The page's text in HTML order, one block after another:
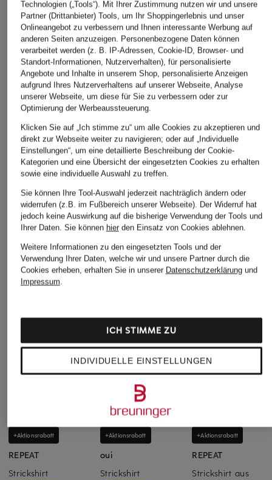
Ursprünglich:149,95 €
Ursprünglich:
ÄHNLICHE ARTIKEL ENTDECKEN
+Aktionsrabatt
REPEAT
Strickshirt
+Aktionsrabatt
oui
Strickshirt
+Aktionsrabatt
REPEAT
Strickshirt aus
Technologien („Tools“). Mit Ihrer Zustimmung nutzen wir und unsere
Partner (Drittanbieter) Tools, um Ihr Shoppingerlebnis und unser
Onlineangebot zu verbessern und Ihnen interessante Werbung auf
anderen Seiten anzuzeigen. Personenbezogene Daten können
verarbeitet werden (z. B. IP-Adressen, Cookie-ID, Browser- und
Standort-Informationen, Nutzerverhalten), für personalisierte
Angebote und Inhalte in unserem Shop, personalisierte Anzeigen
aufgrund Ihres Nutzerverhaltens auf unserer Webseite, Analyse
unserer Webseite, um diese für Sie zu verbessern oder zur
Optimierung der Werbeaussteuerung.
Klicken Sie auf „Ich stimme zu“ um alle Cookies zu akzeptieren und
direkt zur Webseite weiter zu navigieren; oder auf „Individuelle
Einstellungen“, um eine detaillierte Beschreibung der Cookie-
Kategorien und eine Übersicht der eingesetzten Cookies zu erhalten
sowie eine individuelle Auswahl zu treffen.
Sie können Ihre Tool-Auswahl jederzeit nachträglich ändern oder
widerrufen (z.B. im Fußbereich unserer Webseite). Der Widerruf hat
jedoch keine Auswirkung auf die bisherige Verwendung der Tools und
Ihrer Daten. Sie können hierden Einsatz von Cookies ablehnen.
Weitere Informationen zu den eingesetzten Tools und der
Verwendung Ihrer Daten, welche wir und unsere Partner durch die
Cookies erheben, erhalten Sie in unserer Datenschutzerklärungund
Impressum.
INDIVIDUELLE EINSTELLUNGEN
ICH STIMME ZU